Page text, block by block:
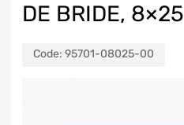
DE BRIDE, 8×25
Code: 95701-08025-00